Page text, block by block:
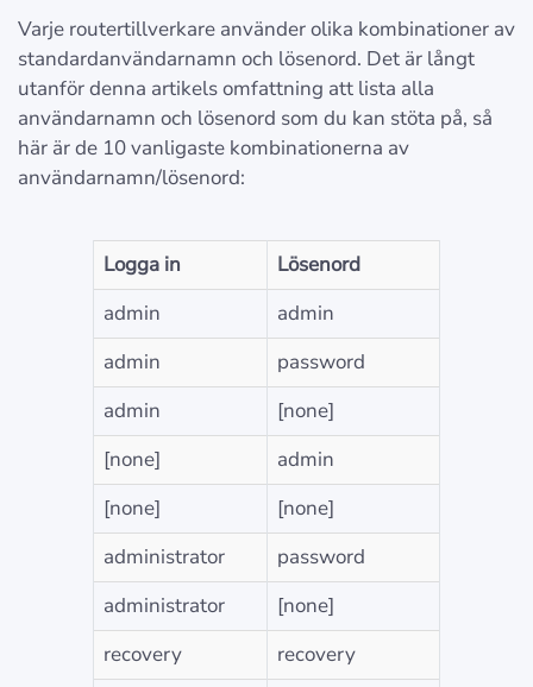
Varje routertillverkare använder olika kombinationer av
standardanvändarnamn och lösenord. Det är långt
utanför denna artikels omfattning att lista alla
användarnamn och lösenord som du kan stöta på, så
här är de 10 vanligaste kombinationerna av
användarnamn/lösenord:
Logga in
Lösenord
admin
admin
admin
password
admin
[none]
[none]
admin
[none]
[none]
administrator
password
administrator
[none]
recovery
recovery